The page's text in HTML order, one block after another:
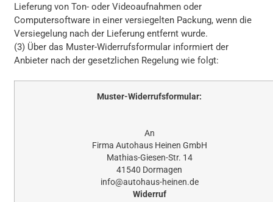
Lieferung von Ton- oder Videoaufnahmen oder
Computersoftware in einer versiegelten Packung, wenn die
Versiegelung nach der Lieferung entfernt wurde.
(3) Über das Muster-Widerrufsformular informiert der
Anbieter nach der gesetzlichen Regelung wie folgt:
Muster-Widerrufsformular:
An
Firma Autohaus Heinen GmbH
Mathias-Giesen-Str. 14
41540 Dormagen
info@autohaus-heinen.de
Widerruf